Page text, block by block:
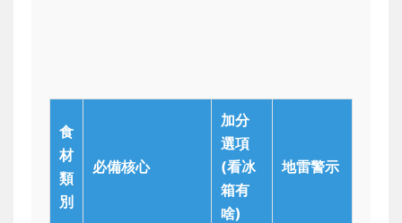
食
材
類
別
必備核心
加分
選項
(看冰
箱有
啥)
地雷警示